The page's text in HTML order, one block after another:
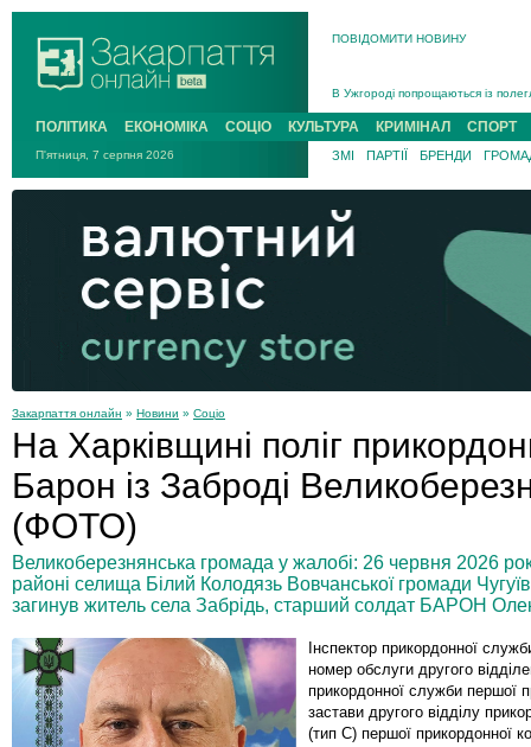
ПОВІДОМИТИ НОВИНУ
В Ужгороді попрощаються із
В Ужгороді 5 серпня
Підтвердили загибель
На війні з рф поліг військовий з
На Хустщині внаслідок ДТП за
Інструктора районного ТЦК на
ПОЛІТИКА ЕКОНОМІКА СОЦІО КУЛЬТУРА КРИМІНАЛ СПОРТ
П'ятниця, 7 серпня 2026 ЗМІ ПАРТІЇ БРЕНДИ
Закарпаття онлайн » Новини » Соціо
На Харківщині поліг
Барон із Заброді
(ФОТО)
Великоберезнянська громада у жалобі: 26 червня 2026
районі селища Білий Колодязь Вовчанської громади
загинув житель села Забрідь, старший солдат БАРОН
Інспектор прикордонної
номер обслуги другого
прикордонної служби першої
застави другого відділу
(тип С) першої прикордонної